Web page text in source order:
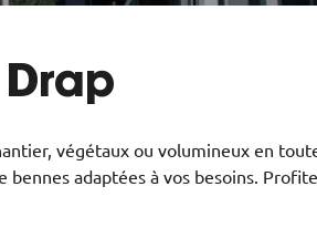
végétaux ou volumineux en
adaptées à vos besoins.